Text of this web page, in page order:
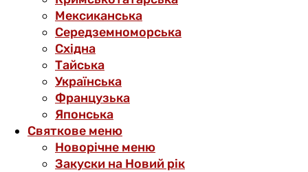
Мексиканська
Середземноморська
Східна
Тайська
Українська
Французька
Японська
Святкове меню
Новорічне меню
Закуски на Новий рік